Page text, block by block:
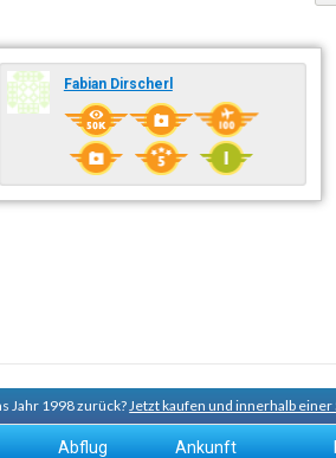
Fabian Dirscherl
Jahr 1998 zurück?Jetzt kaufen und innerhalb
Abflug Ankunft